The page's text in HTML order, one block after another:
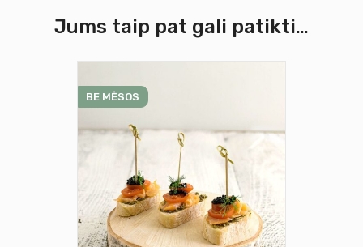
Jums taip pat gali patikti…
BE MĖSOS